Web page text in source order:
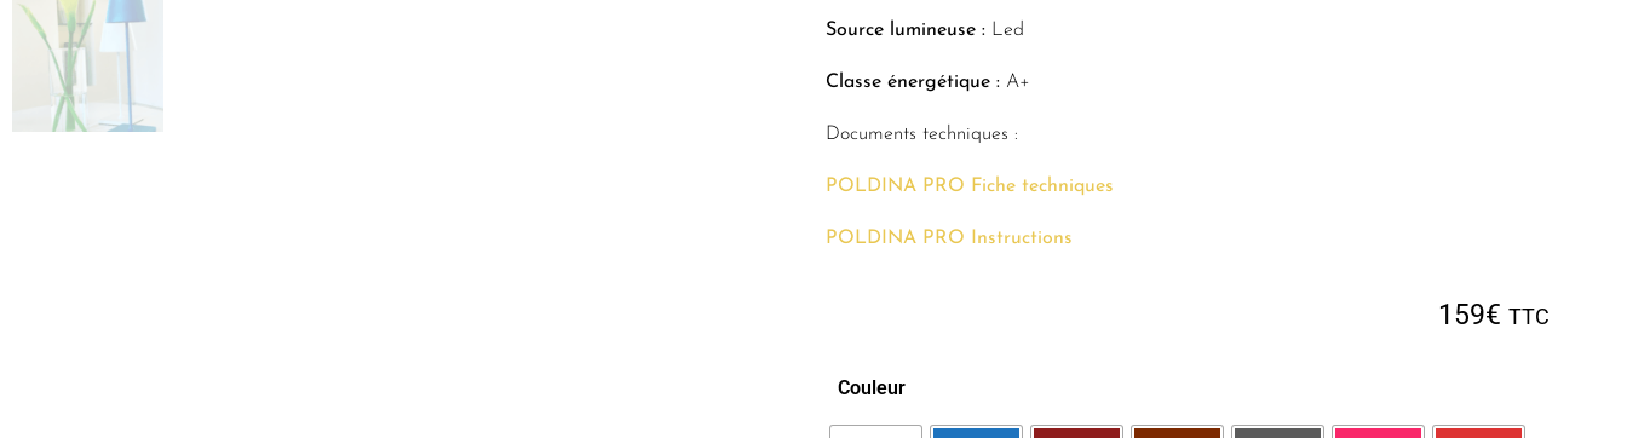
Source lumineuse : Led
Classe énergétique : A+
Documents techniques :
POLDINA PRO Fiche techniques
POLDINA PRO Instructions
159€ TTC
Couleur